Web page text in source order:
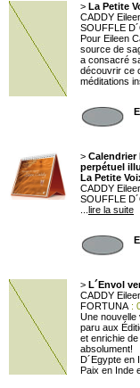
> La Petite
CADDY
SOUFFLE
Pour Eileen
source de
a consacré
découvrir ce
méditations
> Calendrier
perpétuel
La Petite
CADDY
SOUFFLE
lire la suite
> L´Envol
CADDY
FORTUNA :
Une nouvelle
paru aux
et enrichie
absolument!
D´Egypte en
Paix en Inde